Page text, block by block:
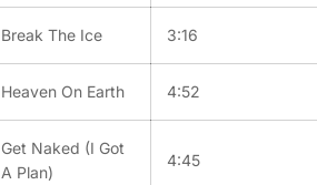
Break The Ice 3:16
Heaven On Earth 4:52
Get Naked (I Got
A Plan)
4:45